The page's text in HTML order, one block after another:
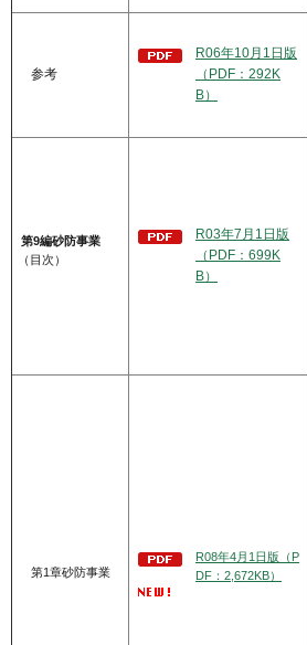
参考
R06年10月1日版
（PDF：292K
B）
第9編砂防事業
（目次）
R03年7月1日版
（PDF：699K
B）
第1章砂防事業
R08年4月1日版（P
DF：2,672KB）